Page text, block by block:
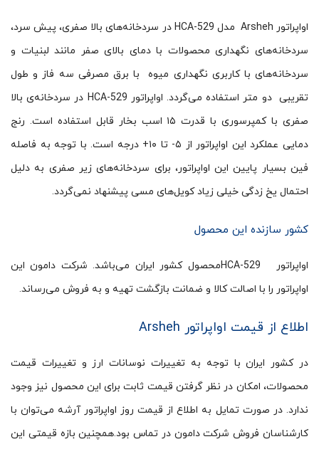
اواپراتور Arsheh مدل HCA-529 در سردخانه‌های بالا صفری، پیش سرد،
سردخانه‌های نگهداری محصولات با دمای بالای صفر مانند لبنیات و
سردخانه‌های با کاربری نگهداری میوه با برق مصرفی سه فاز و طول
تقریبی دو متر استفاده می‌گردد. اواپراتور HCA-529 در سردخانه‌ی بالا
صفری با کمپرسوری با قدرت ۱۵ اسب بخار قابل استفاده است. رنج
دمایی عملکرد این اواپراتور از ۵- تا ۱۰+ درجه است. با توجه به فاصله
فین بسیار پایین این اواپراتور، برای سردخانه‌های زیر صفری به دلیل
احتمال یخ زدگی خیلی زیاد کویل‌های مسی پیشنهاد نمی‌گردد.
کشور سازنده این محصول
اواپراتور HCA-529محصول کشور ایران می‌باشد. شرکت دامون این
اواپراتور را با اصالت کالا و ضمانت بازگشت تهیه و به فروش می‌رساند.
اطلاع از قیمت اواپراتور Arsheh
در کشور ایران با توجه به تغییرات نوسانات ارز و تغییرات قیمت
محصولات، امکان در نظر گرفتن قیمت ثابت برای این محصول نیز وجود
ندارد. در صورت تمایل به اطلاع از قیمت روز اواپراتور آرشه می‌توان با
کارشناسان فروش شرکت دامون در تماس بود.همچنین بازه قیمتی این